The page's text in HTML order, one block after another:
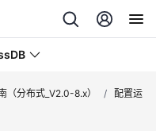
（分布式_V2.0-8.x） /
配置运